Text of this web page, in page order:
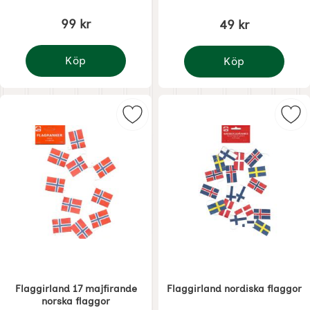
99 kr
Köp
Flaggstång vit trä stor
49 kr
Köp
Flaggirland för
Flaggirland 17 majfirande
norska flaggor
Markera flaggirland 17
Flaggirland nordiska flaggor